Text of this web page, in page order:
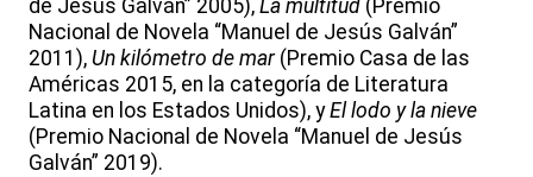
de Jesús Galván” 2005), La multitud (Premio
Nacional de Novela “Manuel de Jesús Galván”
2011), Un kilómetro de mar(Premio Casa de las
Américas 2015, en la categoría de Literatura
Latina en los Estados Unidos), yEl lodo y la nieve
(Premio Nacional de Novela “Manuel de Jesús
Galván” 2019).